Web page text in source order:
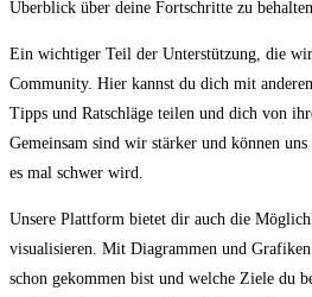
Überblick über deine Fortschritte zu
Ein wichtiger Teil ⁢der Unterstützung, die
Community. Hier kannst du ‍dich mit
Tipps und⁣ Ratschläge teilen ‍und dich von
Gemeinsam ‌sind wir stärker⁤ und ‌können
es mal schwer wird.​
Unsere Plattform bietet ‌dir auch die
visualisieren. Mit​ Diagrammen und
schon gekommen bist und welche Ziele du